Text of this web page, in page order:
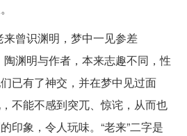
来曾识渊明，梦中一见参差
陶渊明与作者，本来志趣不同，性
已有了神交，并在梦中见过面
不能不感到突兀、惊诧，从而也
印象，令人玩味。“老来”二字是